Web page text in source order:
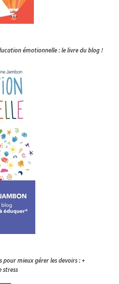
émotionnelle : le livre du blog !
pour mieux gérer les devoirs : +
stress